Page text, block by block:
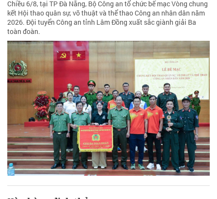
Chiều 6/8, tại TP Đà Nẵng, Bộ Công an tổ chức bế mạc Vòng chung
kết Hội thao quân sự, võ thuật và thể thao Công an nhân dân năm
2026. Đội tuyển Công an tỉnh Lâm Đồng xuất sắc giành giải Ba
toàn đoàn.